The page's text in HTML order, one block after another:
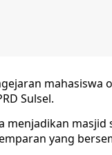
mahasiswa
Sulsel.
menjadikan
yang